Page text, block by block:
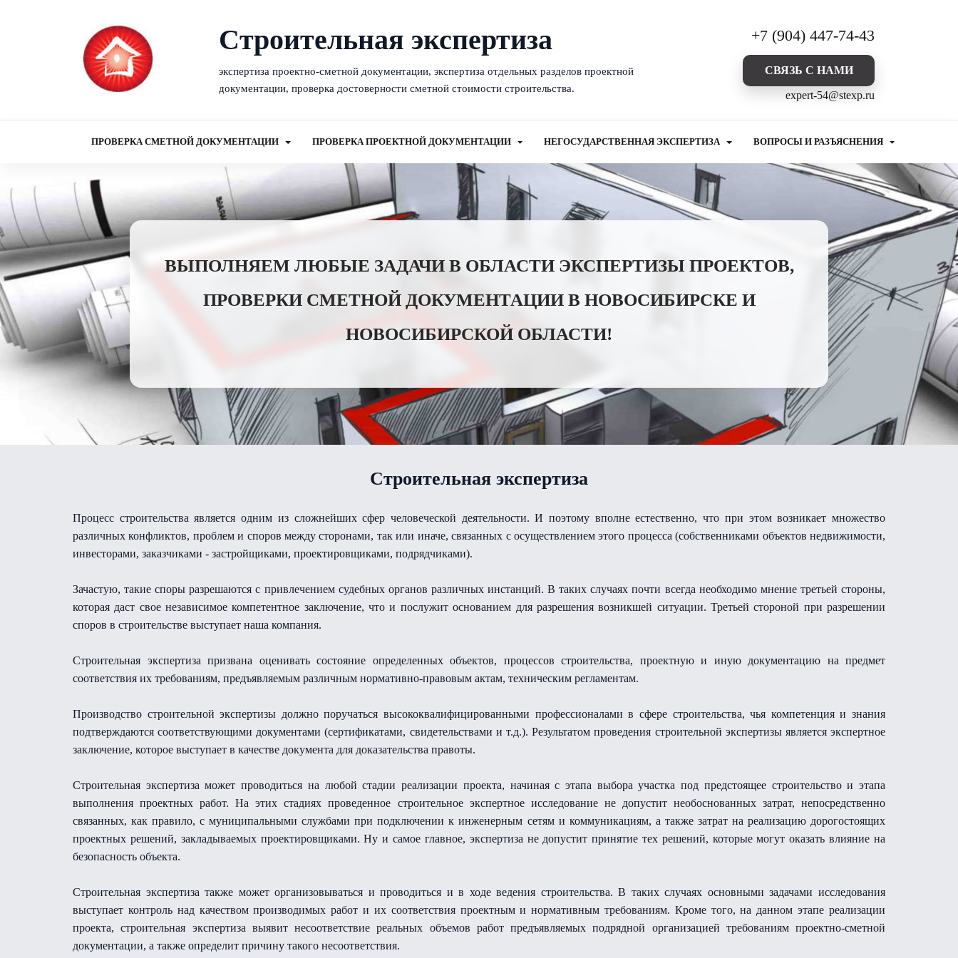
Cтроительная экспертиза
экспертиза проектно-сметной документации, экспертиза отдельных разделов проектной
документации, проверка достоверности сметной стоимости строительства.
+7 (904) 447-74-43
CВЯЗЬ С НАМИ
expert-54@stexp.ru
ПРОВЕРКА СМЕТНОЙ ДОКУМЕНТАЦИИ ПРОВЕРКА ПРОЕКТНОЙ ДОКУМЕНТАЦИИ НЕГОСУДАРСТВЕННАЯ ЭКСПЕРТИЗА ВОПРОСЫ И РАЗЪЯСНЕНИЯ
ВЫПОЛНЯЕМ ЛЮБЫЕ ЗАДАЧИ В ОБЛАСТИ ЭКСПЕРТИЗЫ ПРОЕКТОВ,
ПРОВЕРКИ СМЕТНОЙ ДОКУМЕНТАЦИИ В НОВОСИБИРСКЕ И
НОВОСИБИРСКОЙ ОБЛАСТИ!
Строительная экспертиза
Процесс строительства является одним из сложнейших сфер человеческой деятельности. И поэтому вполне естественно, что при этом возникает множество
различных конфликтов, проблем и споров между сторонами, так или иначе, связанных с осуществлением этого процесса (собственниками объектов недвижимости,
инвесторами, заказчиками - застройщиками, проектировщиками, подрядчиками).
Зачастую, такие споры разрешаются с привлечением судебных органов различных инстанций. В таких случаях почти всегда необходимо мнение третьей стороны,
которая даст свое независимое компетентное заключение, что и послужит основанием для разрешения возникшей ситуации. Третьей стороной при разрешении
споров в строительстве выступает наша компания.
Строительная экспертиза призвана оценивать состояние определенных объектов, процессов строительства, проектную и иную документацию на предмет
соответствия их требованиям, предъявляемым различным нормативно-правовым актам, техническим регламентам.
Производство строительной экспертизы должно поручаться высококвалифицированными профессионалами в сфере строительства, чья компетенция и знания
подтверждаются соответствующими документами (сертификатами, свидетельствами и т.д.). Результатом проведения строительной экспертизы является экспертное
заключение, которое выступает в качестве документа для доказательства правоты.
Строительная экспертиза может проводиться на любой стадии реализации проекта, начиная с этапа выбора участка под предстоящее строительство и этапа
выполнения проектных работ. На этих стадиях проведенное строительное экспертное исследование не допустит необоснованных затрат, непосредственно
связанных, как правило, с муниципальными службами при подключении к инженерным сетям и коммуникациям, а также затрат на реализацию дорогостоящих
проектных решений, закладываемых проектировщиками. Ну и самое главное, экспертиза не допустит принятие тех решений, которые могут оказать влияние на
безопасность объекта.
Строительная экспертиза также может организовываться и проводиться и в ходе ведения строительства. В таких случаях основными задачами исследования
выступает контроль над качеством производимых работ и их соответствия проектным и нормативным требованиям. Кроме того, на данном этапе реализации
проекта, строительная экспертиза выявит несоответствие реальных объемов работ предъявляемых подрядной организацией требованиям проектно-сметной
документации, а также определит причину такого несоответствия.